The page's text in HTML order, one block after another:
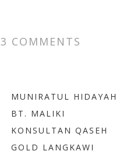
3 COMMENTS
MUNIRATUL HIDAYAH
BT. MALIKI
KONSULTAN QASEH
GOLD LANGKAWI